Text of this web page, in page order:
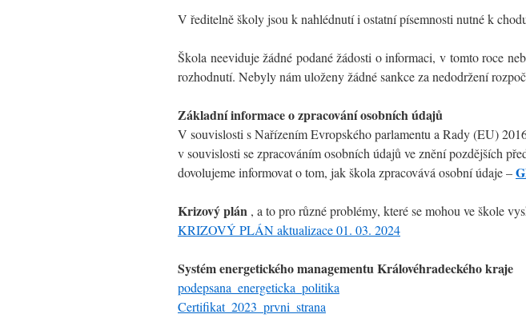
V ředitelně školy jsou k nahlédnutí i ostatní písemnosti nutné k
Škola neeviduje žádné podané žádosti o informaci, v tomto roce
rozhodnutí. Nebyly nám uloženy žádné sankce za nedodržení
Základní informace o zpracování osobních údajů
V souvislosti s Nařízením Evropského parlamentu a Rady (EU)
v souvislosti se zpracováním osobních údajů ve znění pozdějších
dovolujeme informovat o tom, jak škola zpracovává osobní údaje –
Krizový plán , a to pro různé problémy, které se mohou ve škole
KRIZOVÝ PLÁN aktualizace 01. 03. 2024
Systém energetického managementu Královéhradeckého kraje
podepsana_energeticka_politika
Certifikat_2023_prvni_strana